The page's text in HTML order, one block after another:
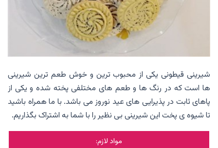
شیرینی قیطونی یکی از محبوب ترین و خوش طعم ترین شیرینی
ها است که در رنگ ها و طعم های مختلفی پخته شده و یکی از
پاهای ثابت در پذیرایی های عید نوروز می باشد. با ما همراه باشید
تا شیوه ی پخت این شیرینی بی نظیر را با شما به اشتراک بگذاریم.
مواد لازم: